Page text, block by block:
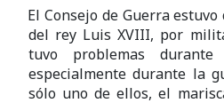
El Consejo de Guerra
del rey Luis XVIII, por
tuvo problemas
especialmente durante la
sólo uno de ellos, el